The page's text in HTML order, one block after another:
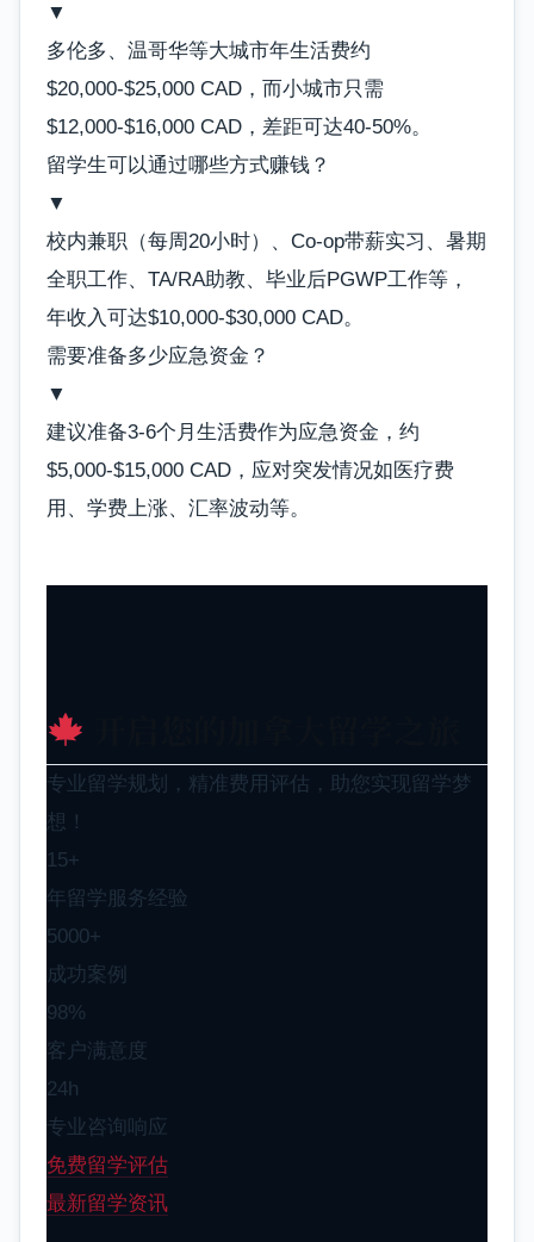
▼
多伦多、温哥华等大城市年生活费约
$20,000-$25,000 CAD，而小城市只需
$12,000-$16,000 CAD，差距可达40-50%。
留学生可以通过哪些方式赚钱？
▼
校内兼职（每周20小时）、Co-op带薪实习、暑期
全职工作、TA/RA助教、毕业后PGWP工作等，
年收入可达$10,000-$30,000 CAD。
需要准备多少应急资金？
▼
建议准备3-6个月生活费作为应急资金，约
$5,000-$15,000 CAD，应对突发情况如医疗费
用、学费上涨、汇率波动等。
专业留学规划，精准费用评估，助您实现留学梦
想！
15+
年留学服务经验
5000+
成功案例
98%
客户满意度
24h
专业咨询响应
免费留学评估
最新留学资讯